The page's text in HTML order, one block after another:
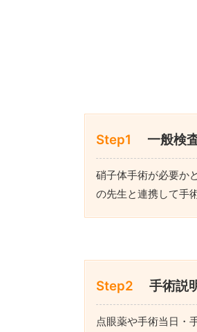
Step1 一般検
硝子体手術が必要か
の先生と連携して手
Step2 手術説
点眼薬や手術当日・